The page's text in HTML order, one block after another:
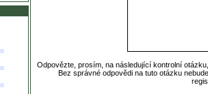
Odpovězte, prosím, na následující kontrolní
Bez správné odpovědi na tuto otázku